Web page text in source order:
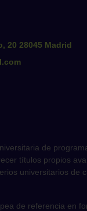
20 28045 Madrid
de
títulos propios
universitarios de
de referencia en